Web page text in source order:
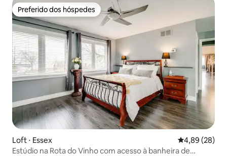
Preferido dos hóspedes
Preferido dos hóspedes
Loft ⋅ Essex 4,89 de uma
4,89 (28)
Estúdio na Rota do Vinho com acesso à banheira de